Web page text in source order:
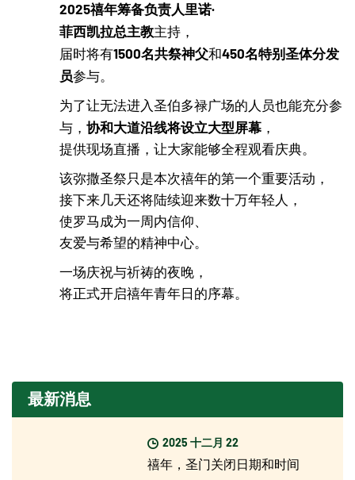
2025禧年筹备负责人里诺·
菲西凯拉总主教主持，
届时将有1500名共祭神父和450名特别圣体分发
员参与。
为了让无法进入圣伯多禄广场的人员也能充分参
与， 协和大道沿线将设立大型屏幕 ，
提供现场直播，让大家能够全程观看庆典。
该弥撒圣祭只是本次禧年的第一个重要活动，
接下来几天还将陆续迎来数十万年轻人，
使罗马成为一周内信仰、
友爱与希望的精神中心。
一场庆祝与祈祷的夜晚，
将正式开启禧年青年日的序幕。
最新消息
2025 十二月 22
禧年，圣门关闭日期和时间